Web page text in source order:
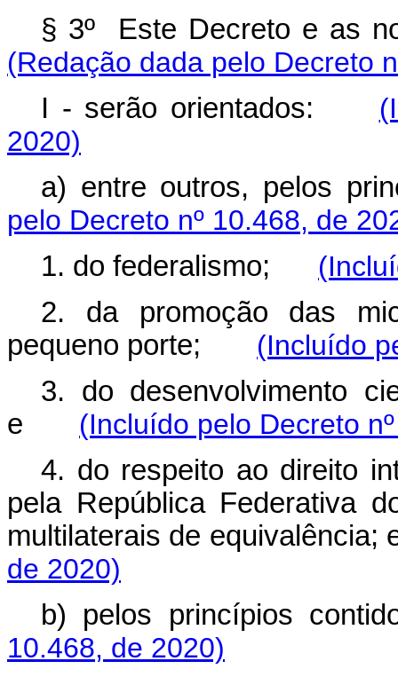
§ 3º Este Decreto e as
(Redação dada pelo Decreto
I - serão orientados:
2020)
a) entre outros, pelos
pelo Decreto nº 10.468, de
1. do federalismo;
2. da promoção das
pequeno porte; (Incluído
3. do desenvolvimento
e (Incluído pelo Decreto
4. do respeito ao direito
pela República Federativa
multilaterais de
de 2020)
b) pelos princípios
10.468, de 2020)